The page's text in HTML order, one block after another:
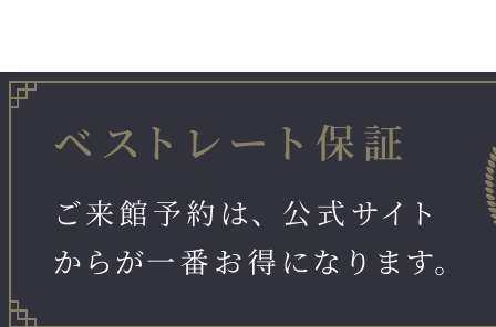
ニュース
パーティレポート
アクセス